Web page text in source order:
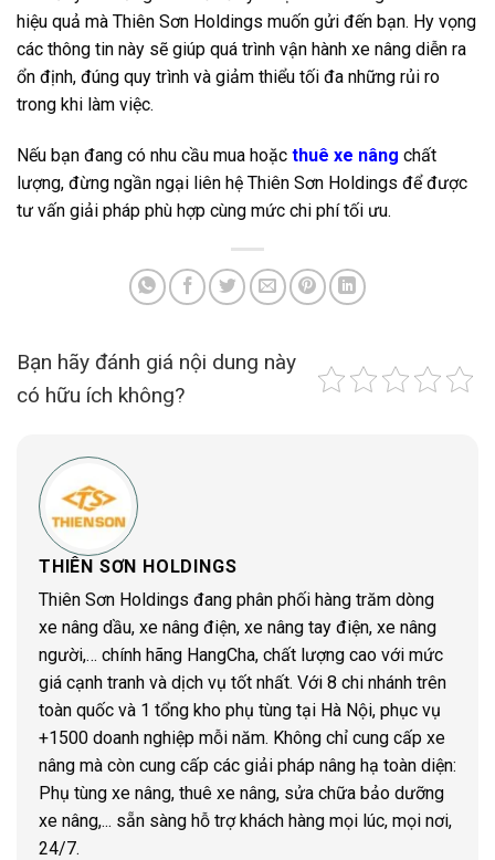
hiệu quả mà Thiên Sơn Holdings muốn gửi đến bạn. Hy vọng
các thông tin này sẽ giúp quá trình vận hành xe nâng diễn ra
ổn định, đúng quy trình và giảm thiểu tối đa những rủi ro
trong khi làm việc.
Nếu bạn đang có nhu cầu mua hoặc thuê xe nâng chất
lượng, đừng ngần ngại liên hệ Thiên Sơn Holdings để được
tư vấn giải pháp phù hợp cùng mức chi phí tối ưu.
Bạn hãy đánh giá nội dung này
có hữu ích không?
THIÊN SƠN HOLDINGS
Thiên Sơn Holdings đang phân phối hàng trăm dòng
xe nâng dầu, xe nâng điện, xe nâng tay điện, xe nâng
người,… chính hãng HangCha, chất lượng cao với mức
giá cạnh tranh và dịch vụ tốt nhất. Với 8 chi nhánh trên
toàn quốc và 1 tổng kho phụ tùng tại Hà Nội, phục vụ
+1500 doanh nghiệp mỗi năm. Không chỉ cung cấp xe
nâng mà còn cung cấp các giải pháp nâng hạ toàn diện:
Phụ tùng xe nâng, thuê xe nâng, sửa chữa bảo dưỡng
xe nâng,... sẵn sàng hỗ trợ khách hàng mọi lúc, mọi nơi,
24/7.